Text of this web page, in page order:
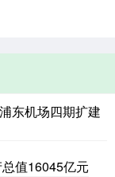
东机场四期扩建
值16045亿元